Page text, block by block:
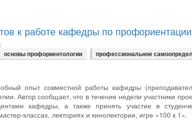
к работе кафедры по
основы профориентологии профессиональное
опыт совместной работы кафедры
Автор сообщает, что в течение недели участники
кафедры, а также принять участие в
классах, лекториях и кинолектории, игре «100 к 1».